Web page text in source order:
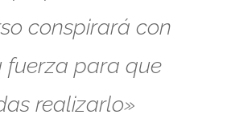
conspirará con
fuerza para que
realizarlo»